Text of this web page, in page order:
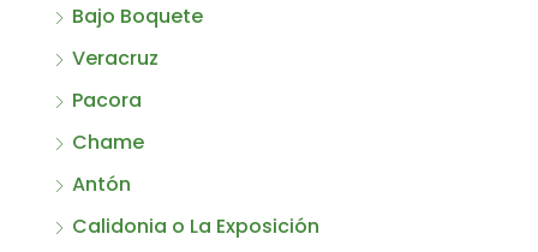
Bajo Boquete
Veracruz
Pacora
Chame
Antón
Calidonia o La Exposición